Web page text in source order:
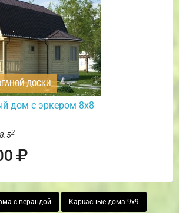
ДОСКИ
дом с эркером 8х8
2
с верандой Каркасные дома 9х9